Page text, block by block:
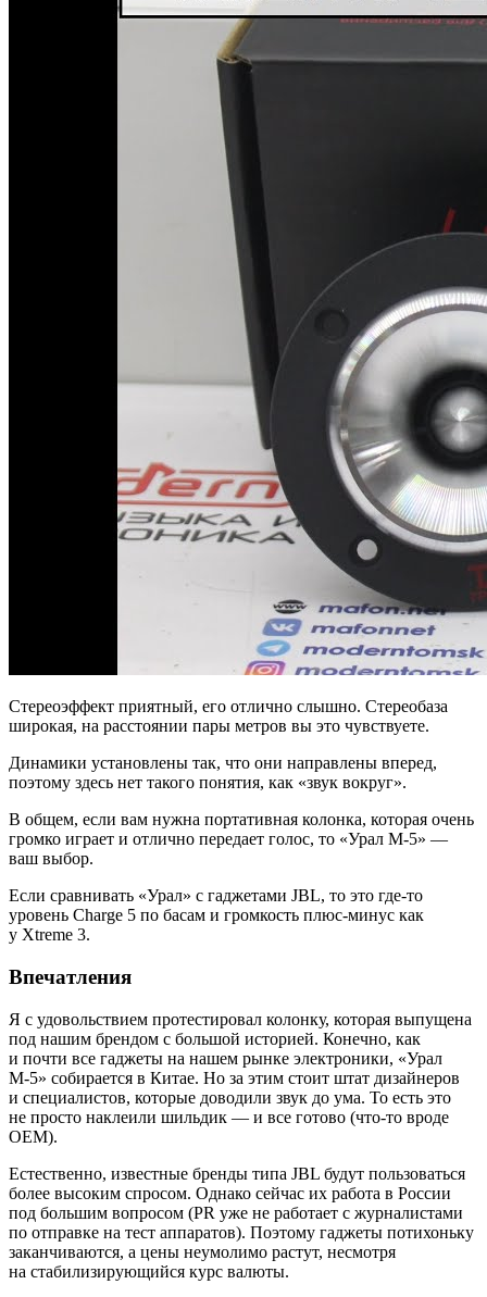
Стереоэффект приятный, его отлично слышно. Стереобаза
широкая, на расстоянии пары метров вы это чувствуете.
Динамики установлены так, что они направлены вперед,
поэтому здесь нет такого понятия, как «звук вокруг».
В общем, если вам нужна портативная колонка, которая очень
громко играет и отлично передает голос, то «Урал М-5» —
ваш выбор.
Если сравнивать «Урал» с гаджетами JBL, то это где-то
уровень Charge 5 по басам и громкость плюс-минус как
у Xtreme 3.
Впечатления
Я с удовольствием протестировал колонку, которая выпущена
под нашим брендом с большой историей. Конечно, как
и почти все гаджеты на нашем рынке электроники, «Урал
М-5» собирается в Китае. Но за этим стоит штат дизайнеров
и специалистов, которые доводили звук до ума. То есть это
не просто наклеили шильдик — и все готово (что-то вроде
OEM).
Естественно, известные бренды типа JBL будут пользоваться
более высоким спросом. Однако сейчас их работа в России
под большим вопросом (PR уже не работает с журналистами
по отправке на тест аппаратов). Поэтому гаджеты потихоньку
заканчиваются, а цены неумолимо растут, несмотря
на стабилизирующийся курс валюты.